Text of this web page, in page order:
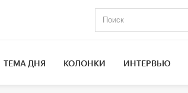
ТЕМА ДНЯ КОЛОНКИ ИНТЕРВЬЮ